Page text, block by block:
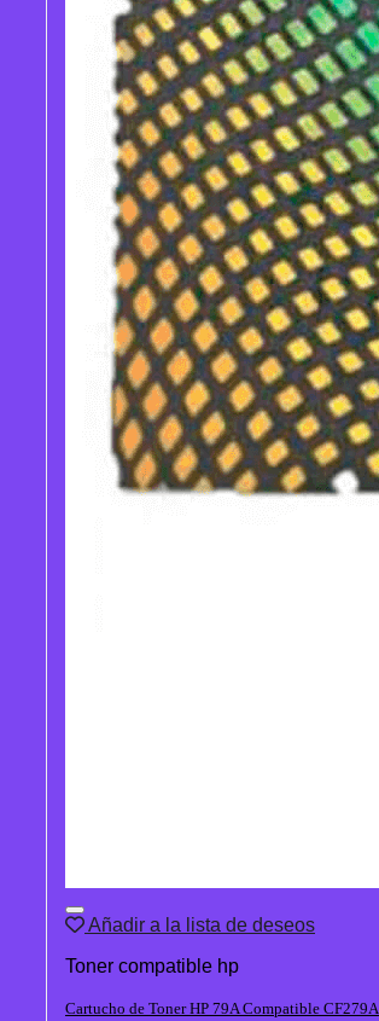
Añadir a la lista de deseos
Toner compatible hp
Cartucho de Toner HP 79A Compatible CF279A